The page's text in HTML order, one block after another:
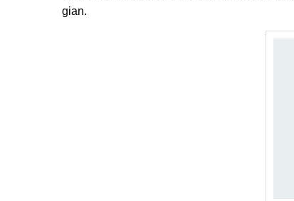
gian.